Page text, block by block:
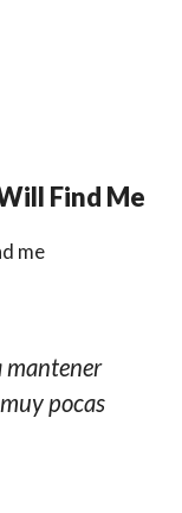
Find Me
mantener
pocas